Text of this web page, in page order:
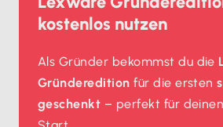
kostenlos nutzen
Als Gründer bekommst du die
Gründeredition für die ersten
geschenkt – perfekt für